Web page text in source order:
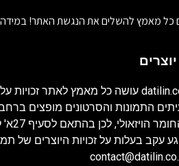
כל מאמץ להשלים את הנגשת האתר! במידה
עושה כל מאמץ לאתר זכויות
התמונות והסרטונים מופצים
עקב בעלות על זכויות היוצרים של